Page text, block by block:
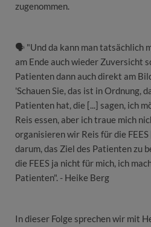
zugenommen.
🗣 "Und da kann man tatsächlich
am Ende auch wieder Zuversicht
Patienten dann auch direkt am
'Schauen Sie, das ist in Ordnung,
Patienten hat, die [...] sagen, ich
Reis essen, aber ich traue mich
organisieren wir Reis für die
darum, das Ziel des Patienten zu
die FEES ja nicht für mich, ich
Patienten". - Heike Berg
In dieser Folge sprechen wir mit